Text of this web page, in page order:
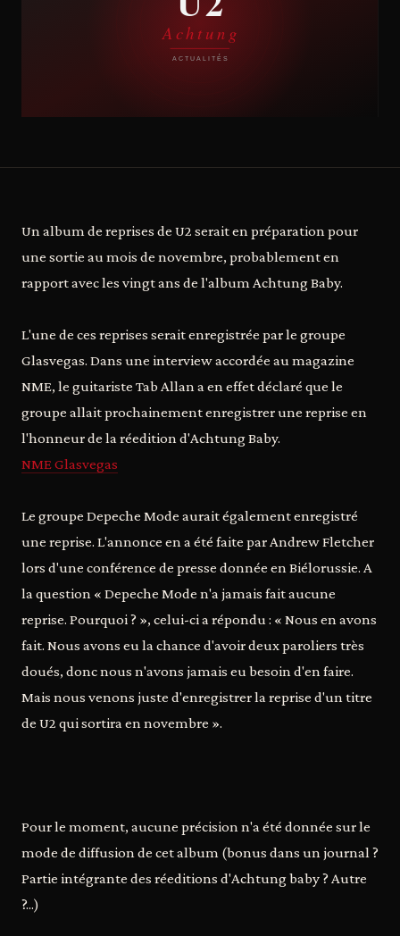
Un album de reprises de U2 serait en préparation pour
une sortie au mois de novembre, probablement en
rapport avec les vingt ans de l'album Achtung Baby.
L'une de ces reprises serait enregistrée par le groupe
Glasvegas. Dans une interview accordée au magazine
NME, le guitariste Tab Allan a en effet déclaré que le
groupe allait prochainement enregistrer une reprise en
l'honneur de la réedition d'Achtung Baby.
NME Glasvegas
Le groupe Depeche Mode aurait également enregistré
une reprise. L'annonce en a été faite par Andrew Fletcher
lors d'une conférence de presse donnée en Biélorussie. A
la question « Depeche Mode n'a jamais fait aucune
reprise. Pourquoi ? », celui-ci a répondu : « Nous en avons
fait. Nous avons eu la chance d'avoir deux paroliers très
doués, donc nous n'avons jamais eu besoin d'en faire.
Mais nous venons juste d'enregistrer la reprise d'un titre
de U2 qui sortira en novembre ».
Pour le moment, aucune précision n'a été donnée sur le
mode de diffusion de cet album (bonus dans un journal ?
Partie intégrante des réeditions d'Achtung baby ? Autre
?...)